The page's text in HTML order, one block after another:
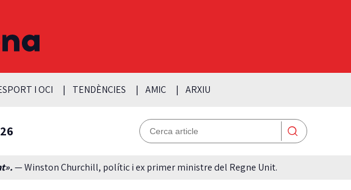
I OCI TENDÈNCIES AMIC ARXIU
— Winston Churchill, polític i ex primer ministre del Regne Unit.